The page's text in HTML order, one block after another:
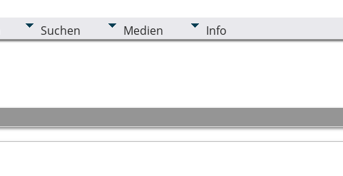
Suchen Medien Info